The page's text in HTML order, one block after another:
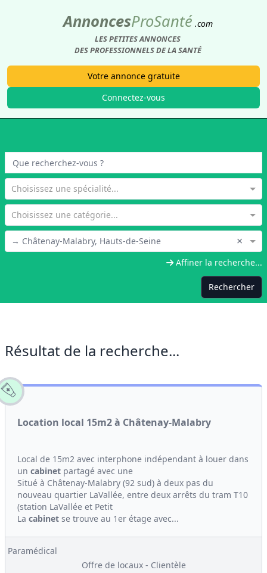
AnnoncesProSanté .com
LES PETITES ANNONCES
DES PROFESSIONNELS DE LA SANTÉ
Votre annonce gratuite
Connectez-vous
Choisissez une spécialité...
Choisissez une catégorie...
→ Châtenay-Malabry, Hauts-de-Seine ×
Affiner la recherche...
Rechercher
Résultat de la recherche...
Location local 15m2 à Châtenay-Malabry
Local de 15m2 avec interphone indépendant à louer dans
un cabinet partagé avec une
Situé à Châtenay-Malabry (92 sud) à deux pas du
nouveau quartier LaVallée, entre deux arrêts du tram T10
(station LaVallée et Petit
La cabinet se trouve au 1er étage avec...
Paramédical
Offre de locaux - Clientèle